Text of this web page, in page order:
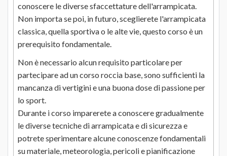
conoscere le diverse sfaccettature dell'arrampicata.
Non importa se poi, in futuro, sceglierete l'arrampicata
classica, quella sportiva o le alte vie, questo corso è un
prerequisito fondamentale.
Non è necessario alcun requisito particolare per
partecipare ad un corso roccia base, sono sufficienti la
mancanza di vertigini e una buona dose di passione per
lo sport.
Durante i corso imparerete a conoscere gradualmente
le diverse tecniche di arrampicata e di sicurezza e
potrete sperimentare alcune conoscenze fondamentali
su materiale, meteorologia, pericoli e pianificazione